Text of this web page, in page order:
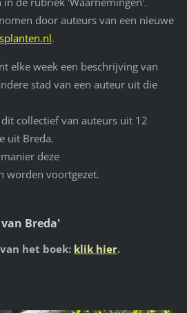
door auteurs van een nieuwe
.
elke week een beschrijving van
stad van een auteur uit die
collectief van auteurs uit 12
uit Breda.
deze
worden voortgezet.
Breda'
het boek: klik hier.